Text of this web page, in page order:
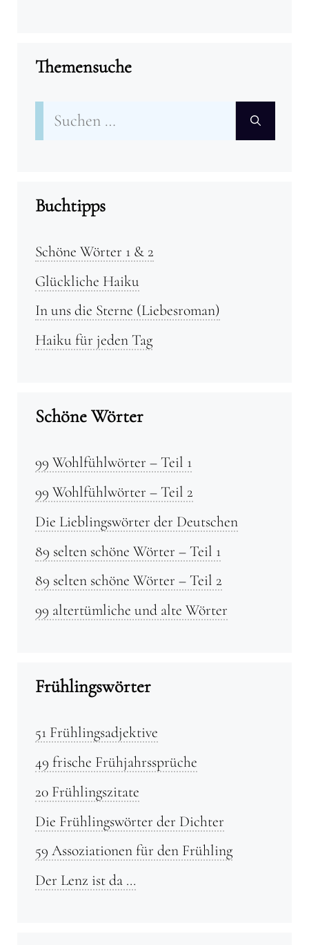
Themensuche
Suchen
nach:
Buchtipps
Schöne Wörter 1 & 2
Glückliche Haiku
In uns die Sterne (Liebesroman)
Haiku für jeden Tag
Schöne Wörter
99 Wohlfühlwörter – Teil 1
99 Wohlfühlwörter – Teil 2
Die Lieblingswörter der Deutschen
89 selten schöne Wörter – Teil 1
89 selten schöne Wörter – Teil 2
99 altertümliche und alte Wörter
Frühlingswörter
51 Frühlingsadjektive
49 frische Frühjahrssprüche
20 Frühlingszitate
Die Frühlingswörter der Dichter
59 Assoziationen für den Frühling
Der Lenz ist da …